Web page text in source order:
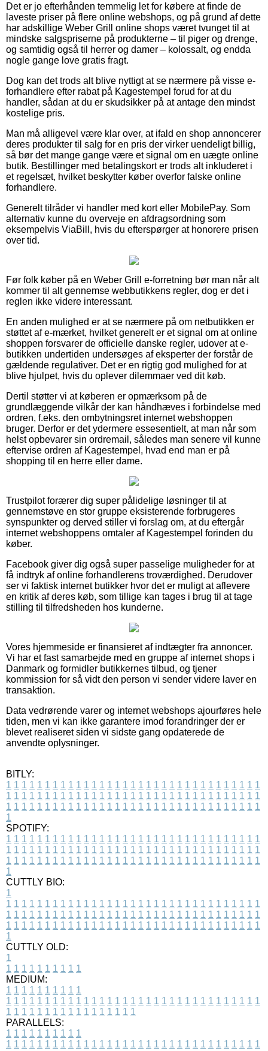
Det er jo efterhånden temmelig let for købere at finde de
laveste priser på flere online webshops, og på grund af dette
har adskillige Weber Grill online shops været tvunget til at
mindske salgspriserne på produkterne – til piger og drenge,
og samtidig også til herrer og damer – kolossalt, og endda
nogle gange love gratis fragt.
Dog kan det trods alt blive nyttigt at se nærmere på visse e-
forhandlere efter rabat på Kagestempel forud for at du
handler, sådan at du er skudsikker på at antage den mindst
kostelige pris.
Man må alligevel være klar over, at ifald en shop annoncerer
deres produkter til salg for en pris der virker uendeligt billig,
så bør det mange gange være et signal om en uægte online
butik. Bestillinger med betalingskort er trods alt inkluderet i
et regelsæt, hvilket beskytter køber overfor falske online
forhandlere.
Generelt tilråder vi handler med kort eller MobilePay. Som
alternativ kunne du overveje en afdragsordning som
eksempelvis ViaBill, hvis du efterspørger at honorere prisen
over tid.
Før folk køber på en Weber Grill e-forretning bør man når alt
kommer til alt gennemse webbutikkens regler, dog er det i
reglen ikke videre interessant.
En anden mulighed er at se nærmere på om netbutikken er
støttet af e-mærket, hvilket generelt er et signal om at online
shoppen forsvarer de officielle danske regler, udover at e-
butikken undertiden undersøges af eksperter der forstår de
gældende regulativer. Det er en rigtig god mulighed for at
blive hjulpet, hvis du oplever dilemmaer ved dit køb.
Dertil støtter vi at køberen er opmærksom på de
grundlæggende vilkår der kan håndhæves i forbindelse med
ordren, f.eks. den ombytningsret internet webshoppen
bruger. Derfor er det ydermere essesentielt, at man når som
helst opbevarer sin ordremail, således man senere vil kunne
eftervise ordren af Kagestempel, hvad end man er på
shopping til en herre eller dame.
Trustpilot forærer dig super pålidelige løsninger til at
gennemstøve en stor gruppe eksisterende forbrugeres
synspunkter og derved stiller vi forslag om, at du eftergår
internet webshoppens omtaler af Kagestempel forinden du
køber.
Facebook giver dig også super passelige muligheder for at
få indtryk af online forhandlerens troværdighed. Derudover
ser vi faktisk internet butikker hvor det er muligt at aflevere
en kritik af deres køb, som tillige kan tages i brug til at tage
stilling til tilfredsheden hos kunderne.
Vores hjemmeside er finansieret af indtægter fra annoncer.
Vi har et fast samarbejde med en gruppe af internet shops i
Danmark og formidler butikkernes tilbud, og tjener
kommission for så vidt den person vi sender videre laver en
transaktion.
Data vedrørende varer og internet webshops ajourføres hele
tiden, men vi kan ikke garantere imod forandringer der er
blevet realiseret siden vi sidste gang opdaterede de
anvendte oplysninger.
BITLY:
1 1 1 1 1 1 1 1 1 1 1 1 1 1 1 1 1 1 1 1 1 1 1 1 1 1 1 1 1 1 1 1 1
1 1 1 1 1 1 1 1 1 1 1 1 1 1 1 1 1 1 1 1 1 1 1 1 1 1 1 1 1 1 1 1 1
1 1 1 1 1 1 1 1 1 1 1 1 1 1 1 1 1 1 1 1 1 1 1 1 1 1 1 1 1 1 1 1 1
1
SPOTIFY:
1 1 1 1 1 1 1 1 1 1 1 1 1 1 1 1 1 1 1 1 1 1 1 1 1 1 1 1 1 1 1 1 1
1 1 1 1 1 1 1 1 1 1 1 1 1 1 1 1 1 1 1 1 1 1 1 1 1 1 1 1 1 1 1 1 1
1 1 1 1 1 1 1 1 1 1 1 1 1 1 1 1 1 1 1 1 1 1 1 1 1 1 1 1 1 1 1 1 1
1
CUTTLY BIO:
1
1 1 1 1 1 1 1 1 1 1 1 1 1 1 1 1 1 1 1 1 1 1 1 1 1 1 1 1 1 1 1 1 1
1 1 1 1 1 1 1 1 1 1 1 1 1 1 1 1 1 1 1 1 1 1 1 1 1 1 1 1 1 1 1 1 1
1 1 1 1 1 1 1 1 1 1 1 1 1 1 1 1 1 1 1 1 1 1 1 1 1 1 1 1 1 1 1 1 1
1
CUTTLY OLD:
1
1 1 1 1 1 1 1 1 1 1
MEDIUM:
1 1 1 1 1 1 1 1 1 1
1 1 1 1 1 1 1 1 1 1 1 1 1 1 1 1 1 1 1 1 1 1 1 1 1 1 1 1 1 1 1 1 1
1 1 1 1 1 1 1 1 1 1 1 1 1 1 1 1 1
PARALLELS:
1 1 1 1 1 1 1 1 1 1
1 1 1 1 1 1 1 1 1 1 1 1 1 1 1 1 1 1 1 1 1 1 1 1 1 1 1 1 1 1 1 1 1